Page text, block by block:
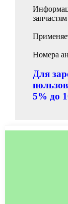
Номера
Для
5% до